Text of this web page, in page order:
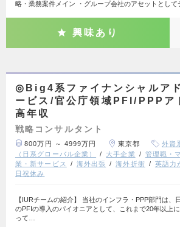
略・業務案件メイン ・グループ会社のアセットとし
興味あり
◎Big4系ファイナンシャルア
ービス/官公庁領域PFI/PPPア
高年収
戦略コンサルタント
800万円 ～ 4999万円 東京都 外資
（日系グローバル企業）
大手企業 管理職・
業・新サービス
海外出張 海外折衝 英語力
日祝休み
【IURチームの紹介】 当社のインフラ・PPP部門は、
のPFIの導入のパイオニアとして、これまで20年以上
って…